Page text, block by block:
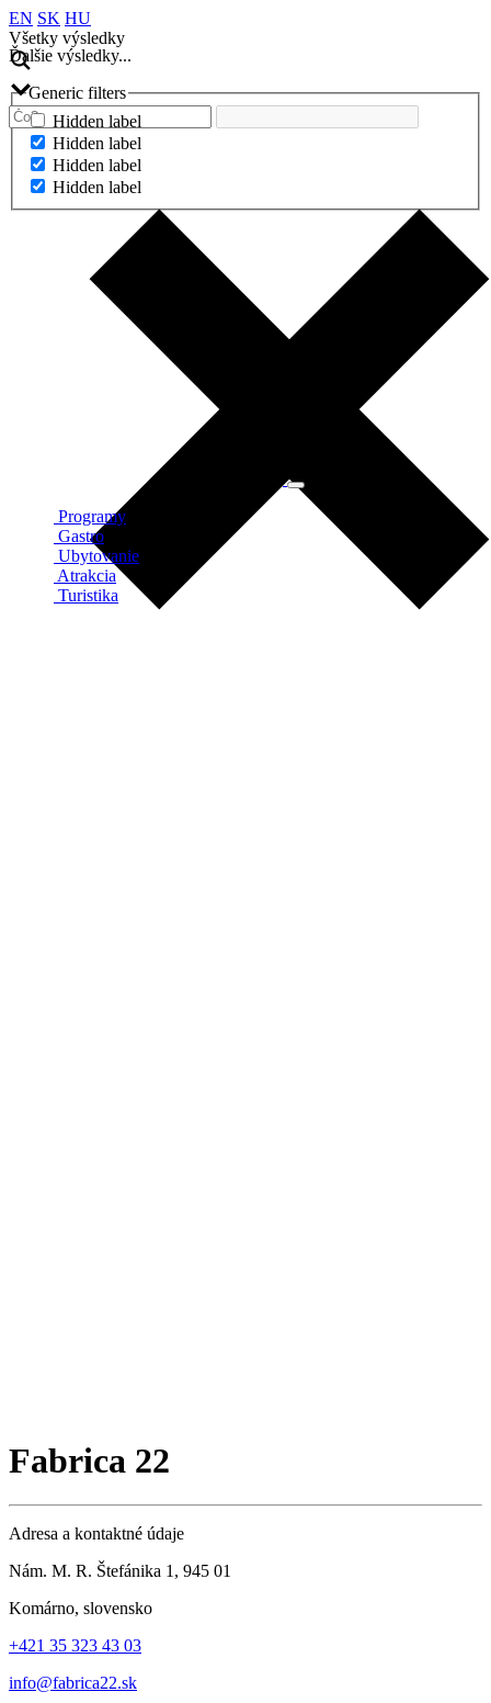
EN SK HU
Všetky výsledky
Ďalšie výsledky...
Generic filters
Hidden label
Hidden label
Hidden label
Hidden label
Programy
Gastro
Ubytovanie
Atrakcia
Turistika
Fabrica 22
Adresa a kontaktné údaje
Nám. M. R. Štefánika 1, 945 01
Komárno, slovensko
‭+421 35 323 43 03‬
info@fabrica22.sk